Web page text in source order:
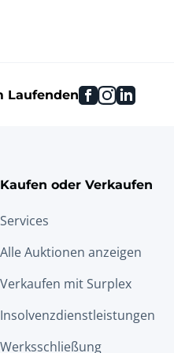
Laufenden facebook
instagram
linkedin
Kaufen oder Verkaufen
Services
Alle Auktionen anzeigen
Verkaufen mit Surplex
Insolvenzdienstleistungen
Werksschließung